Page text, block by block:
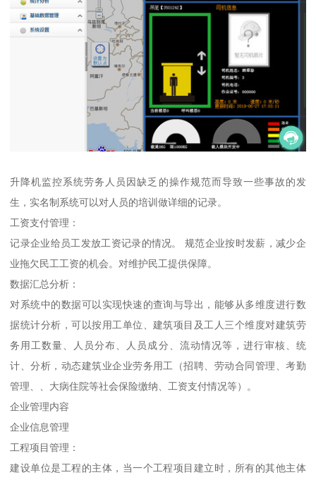
升降机监控系统劳务人员因缺乏的操作规范而导致一些事故的发
生，实名制系统可以对人员的培训做详细的记录。
工资支付管理：
记录企业给员工发放工资记录的情况。 规范企业按时发薪，减少企
业拖欠民工工资的机会。对维护民工提供保障。
数据汇总分析：
对系统中的数据可以实现快速的查询与导出，能够从多维度进行数
据统计分析，可以按用工单位、建筑项目及工人三个维度对建筑劳
务用工数量、人员分布、人员成分、流动情况等，进行审核、统
计、分析，动态建筑业企业劳务用工（招聘、劳动合同管理、考勤
管理、、大病住院等社会保险缴纳、工资支付情况等）。
企业管理内容
企业信息管理
工程项目管理：
建设单位是工程的主体，当一个工程项目建立时，所有的其他主体